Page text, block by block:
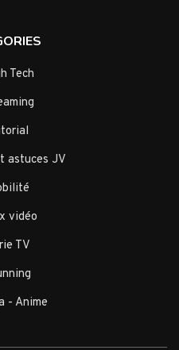
Tech
astuces JV
vidéo
TV
- Anime